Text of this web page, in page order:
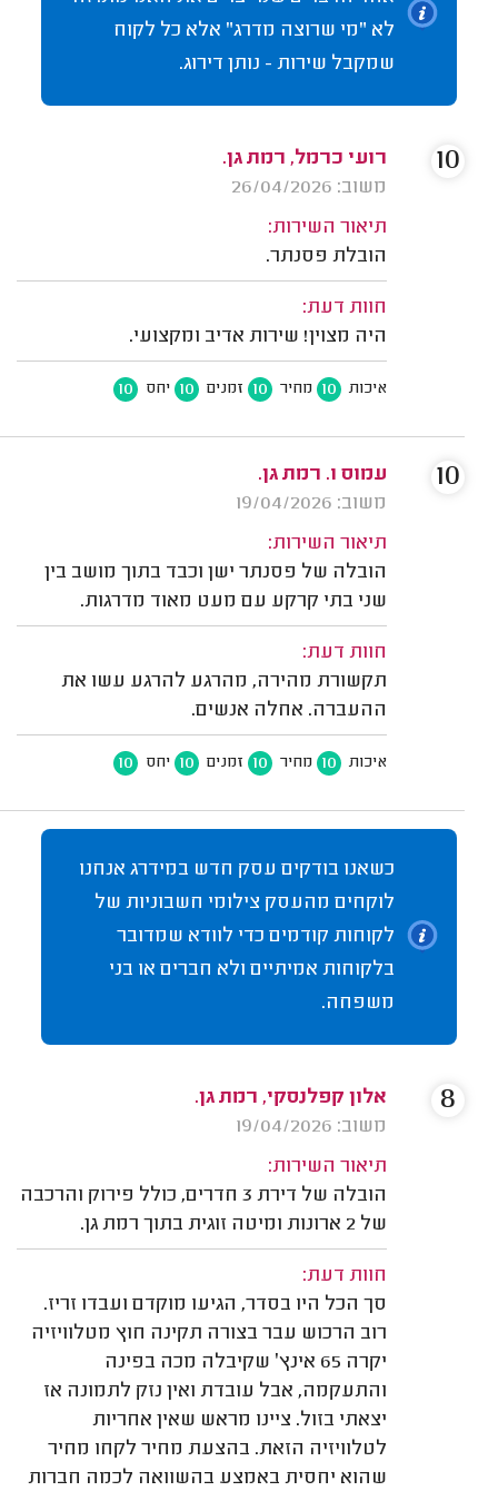
לא "מי שרוצה מדרג" אלא כל לקוח
שמקבל שירות - נותן דירוג.
רועי כרמל, רמת גן.
משוב: 26/04/2026
תיאור השירות:
הובלת פסנתר.
חוות דעת:
היה מצוין! שירות אדיב ומקצועי.
איכות 10 מחיר 10 זמנים 10 יחס 10
10
עמוס ו. רמת גן.
משוב: 19/04/2026
תיאור השירות:
הובלה של פסנתר ישן וכבד בתוך מושב בין
שני בתי קרקע עם מעט מאוד מדרגות.
חוות דעת:
תקשורת מהירה, מהרגע להרגע עשו את
ההעברה. אחלה אנשים.
איכות 10 מחיר 10 זמנים 10 יחס 10
10
כשאנו בודקים עסק חדש במידרג אנחנו
לוקחים מהעסק צילומי חשבוניות של
לקוחות קודמים כדי לוודא שמדובר
בלקוחות אמיתיים ולא חברים או בני
משפחה.
אלון קפלנסקי, רמת גן.
משוב: 19/04/2026
תיאור השירות:
הובלה של דירת 3 חדרים, כולל פירוק והרכבה
של 2 ארונות ומיטה זוגית בתוך רמת גן.
חוות דעת:
סך הכל היו בסדר, הגיעו מוקדם ועבדו זריז.
רוב הרכוש עבר בצורה תקינה חוץ מטלוויזיה
יקרה 65 אינץ׳ שקיבלה מכה בפינה
והתעקמה, אבל עובדת ואין נזק לתמונה אז
יצאתי בזול. ציינו מראש שאין אחריות
לטלוויזיה הזאת. בהצעת מחיר לקחו מחיר
שהוא יחסית באמצע בהשוואה לכמה חברות
8